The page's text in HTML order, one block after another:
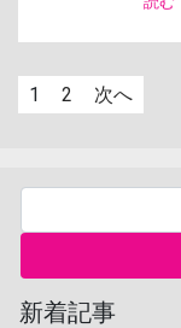
1 2 次へ
新着記事